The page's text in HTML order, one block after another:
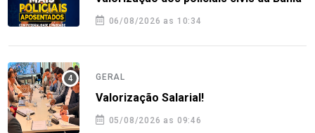
06/08/2026 as 10:34
GERAL
Valorização Salarial!
05/08/2026 as 09:46